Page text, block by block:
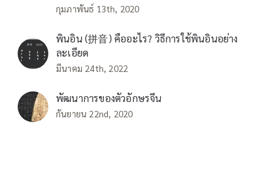
กุมภาพันธ์ 13th, 2020
พินอิน (拼音) คืออะไร? วิธีการใช้พินอินอย่าง
ละเอียด
มีนาคม 24th, 2022
พัฒนาการของตัวอักษรจีน
กันยายน 22nd, 2020